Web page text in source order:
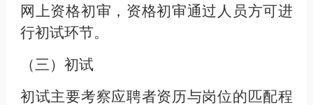
网上资格初审，资格初审通过人员方可进
行初试环节。
（三）初试
初试主要考察应聘者资历与岗位的匹配程